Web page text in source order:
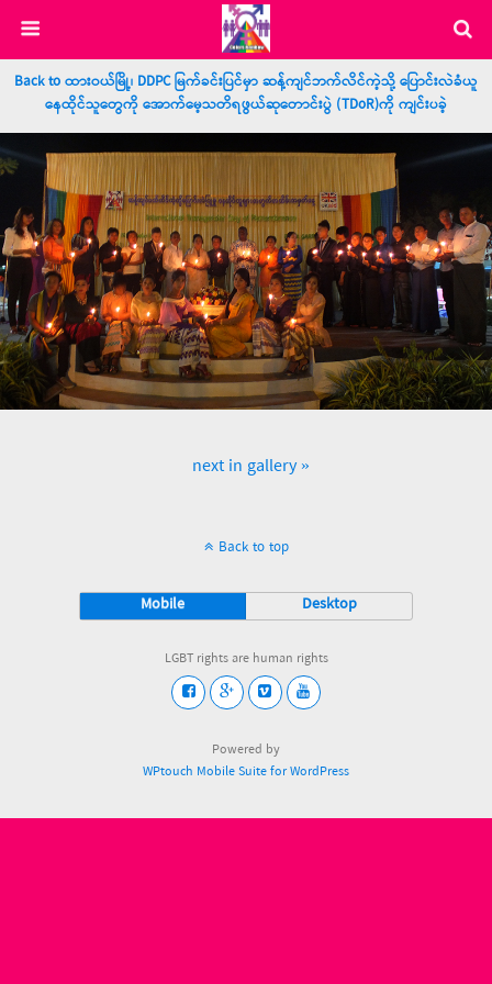
Back to ထားဝယ်မြို့၊ DDPC မြက်ခင်းပြင်မှာ ဆန့်ကျင်ဘက်လိင်ကဲ့သို့ ပြောင်းလဲခံယူ
နေထိုင်သူတွေကို အောက်မေ့သတိရဖွယ်ဆုတောင်းပွဲ (TDoR)ကို ကျင်းပခဲ့
next in gallery »
Back to top
Mobile Desktop
LGBT rights are human rights
Powered by
WPtouch Mobile Suite for WordPress